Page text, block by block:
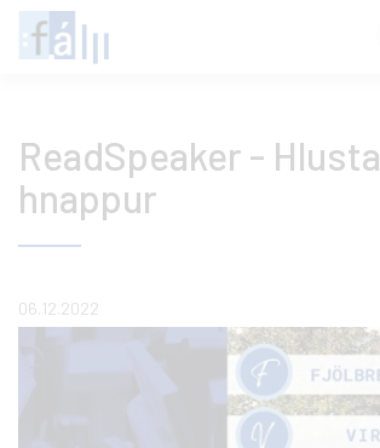
Fara
í
ReadSpeaker - Hlusta
hnappur
06.12.2022